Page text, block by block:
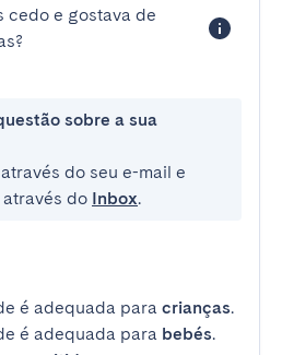
cedo e gostava de
sobre a sua
do seu e-mail e
do Inbox.
é adequada para crianças.
é adequada para bebés.